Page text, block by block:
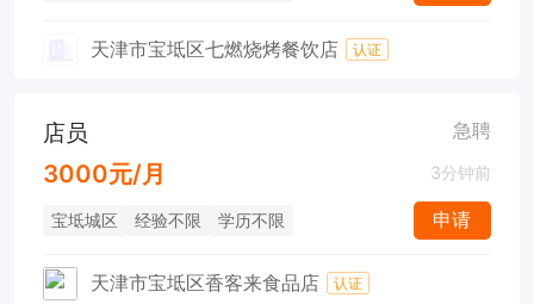
天津市宝坻区七燃烧烤餐饮店 认证
店员 急聘
3000元/月 3分钟前
宝坻城区 经验不限 学历不限 申请
天津市宝坻区香客来食品店 认证